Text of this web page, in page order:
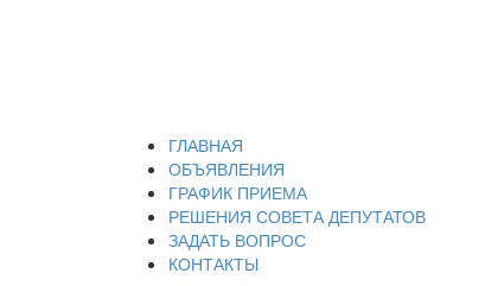
ГЛАВНАЯ
ОБЪЯВЛЕНИЯ
ГРАФИК ПРИЕМА
РЕШЕНИЯ СОВЕТА ДЕПУТАТОВ
ЗАДАТЬ ВОПРОС
КОНТАКТЫ